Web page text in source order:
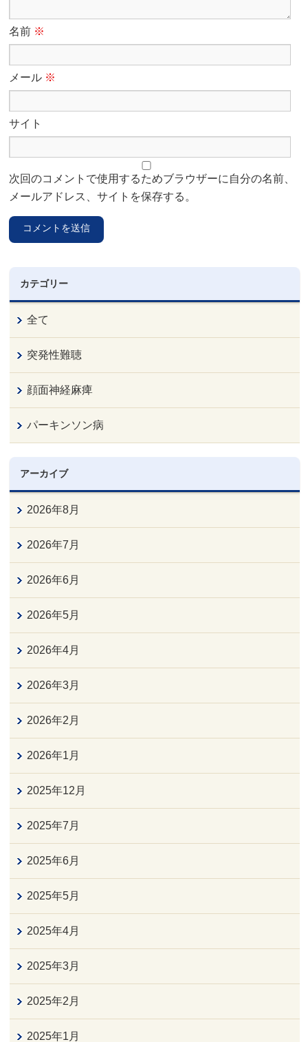
名前 ※
メール ※
サイト
次回のコメントで使用するためブラウザーに自分の名前、
メールアドレス、サイトを保存する。
カテゴリー
全て
突発性難聴
顔面神経麻痺
パーキンソン病
アーカイブ
2026年8月
2026年7月
2026年6月
2026年5月
2026年4月
2026年3月
2026年2月
2026年1月
2025年12月
2025年7月
2025年6月
2025年5月
2025年4月
2025年3月
2025年2月
2025年1月